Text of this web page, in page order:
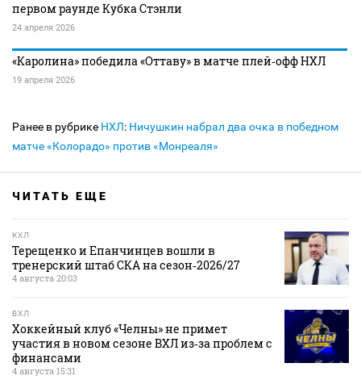
первом раунде Кубка Стэнли
24 апреля 2026
«Каролина» победила «Оттаву» в матче плей‑офф НХЛ
19 апреля 2026
Ранее в рубрике НХЛ: Ничушкин набрал два очка в победном
матче «Колорадо» против «Монреаля»
ЧИТАТЬ ЕЩЕ
КХЛ
Терещенко и Епанчинцев вошли в
тренерский штаб СКА на сезон‑2026/27
4 августа 20:03
ВХЛ
Хоккейный клуб «Челны» не примет
участия в новом сезоне ВХЛ из‑за проблем с
финансами
4 августа 15:31